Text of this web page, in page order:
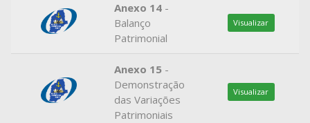
Anexo 14 -
Balanço
Patrimonial
Visualizar
Anexo 15 -
Demonstração
das Variações
Patrimoniais
Visualizar